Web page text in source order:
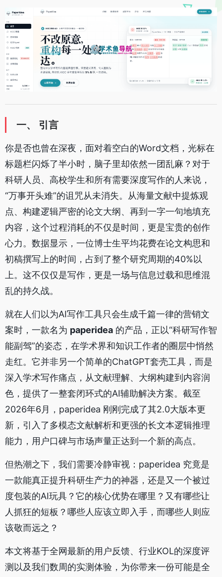
一、 引言
你是否也曾在深夜，面对着空白的Word文档，光标在
标题栏闪烁了半小时，脑子里却依然一团乱麻？对于
科研人员、高校学生和所有需要深度写作的人来说，
“万事开头难”的诅咒从未消失。从海量文献中提炼观
点、构建逻辑严密的论文大纲、再到一字一句地填充
内容，这个过程消耗的不仅是时间，更是宝贵的创作
心力。数据显示，一位博士生平均花费在论文构思和
初稿撰写上的时间，占到了整个研究周期的40%以
上。这不仅仅是写作，更是一场与信息过载和思维混
乱的持久战。
就在人们以为AI写作工具只会生成千篇一律的营销文
案时，一款名为 paperidea 的产品，正以“科研写作智
能副驾”的姿态，在学术界和知识工作者的圈层中悄然
走红。它并非另一个简单的ChatGPT套壳工具，而是
深入学术写作痛点，从文献理解、大纲构建到内容润
色，提供了一整套闭环式的AI辅助解决方案。截至
2026年6月，paperidea 刚刚完成了其2.0大版本更
新，引入了多模态文献解析和更强的长文本逻辑推理
能力，用户口碑与市场声量正达到一个新的高点。
但热潮之下，我们需要冷静审视：paperidea 究竟是
一款能真正提升科研生产力的神器，还是又一个被过
度包装的AI玩具？它的核心优势在哪里？又有哪些让
人抓狂的短板？哪些人应该立即入手，而哪些人则应
该敬而远之？
本文将基于全网最新的用户反馈、行业KOL的深度评
测以及我们数周的实测体验，为你带来一份可能是全